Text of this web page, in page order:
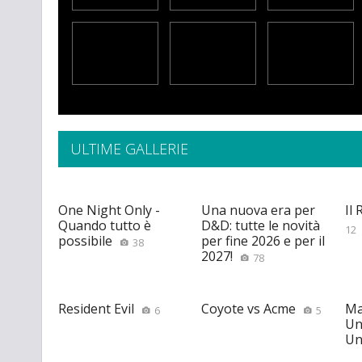
ULTIME GALLERIE
One Night Only -
Quando tutto è
possibile
38
Una nuova era per
D&D: tutte le novità
per fine 2026 e per il
2027!
78
Il
12
Resident Evil 6 Coyote vs Acme 5